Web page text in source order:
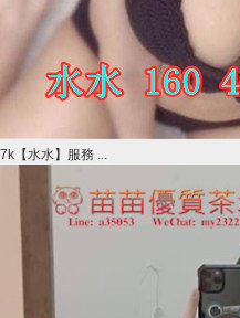
7k【水水】服務 ...